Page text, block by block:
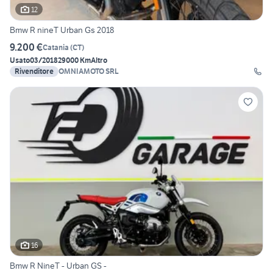
12
Bmw R nineT Urban Gs 2018
9.200 €Catania (CT)
Usato03/201829000 KmAltro
Rivenditore OMNIAMOTO SRL
16
Bmw R NineT - Urban GS -